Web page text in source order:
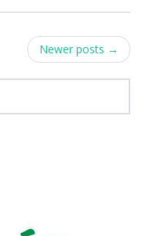
Newer posts →